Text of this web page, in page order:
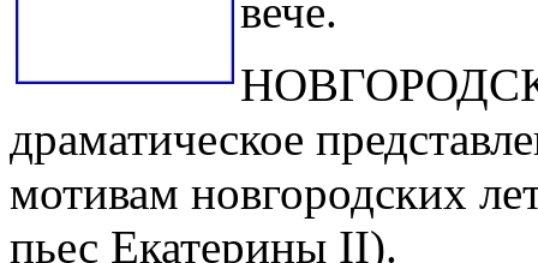
вече.
драматическое
мотивам новгородских
пьес Екатерины II).